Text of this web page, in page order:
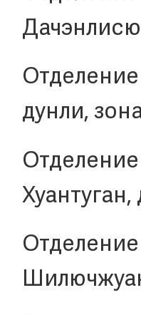
дунли,
Хуантуган,